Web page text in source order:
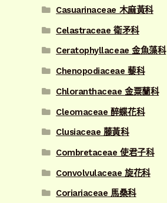
Casuarinaceae 木麻黃科
Celastraceae 衛矛科
Ceratophyllaceae 金魚藻科
Chenopodiaceae 藜科
Chloranthaceae 金粟蘭科
Cleomaceae 醉蝶花科
Clusiaceae 藤黃科
Combretaceae 使君子科
Convolvulaceae 旋花科
Coriariaceae 馬桑科